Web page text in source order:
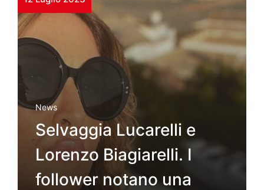
News
Selvaggia Lucarelli e
Lorenzo Biagiarelli. I
follower notano una